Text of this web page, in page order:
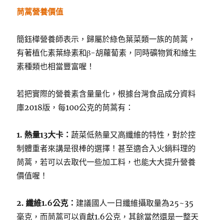
茼蒿營養價值
簡鈺樺營養師表示，歸屬於綠色葉菜類一族的茼蒿，
有著植化素葉綠素和β-胡蘿蔔素，同時礦物質和維生
素種類也相當豐富喔！
若把實際的營養素含量量化，根據台灣食品成分資料
庫2018版，每100公克的茼蒿有：
1. 熱量13大卡： 蔬菜低熱量又高纖維的特性，對於控
制體重者來講是很棒的選擇！甚至適合入火鍋料理的
茼蒿，若可以去取代一些加工料，也能大大提升營養
價值喔！
2. 纖維1.6公克： 建議國人一日纖維攝取量為25~35
毫克，而茼蒿可以貢獻1.6公克，其餘當然還是一整天